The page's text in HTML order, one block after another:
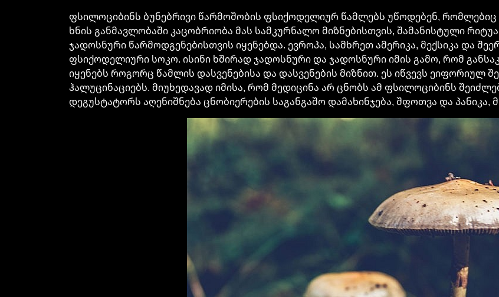
ფსილოციბინს ბუნებრივი წარმოშობის ფსიქოდელიურ წამლებს უწოდებენ, რომლებიც
ხნის განმავლობაში კაცობრიობა მას სამკურნალო მიზნებისთვის, შამანისტული
ჯადოსნური წარმოდგენებისთვის იყენებდა. ევროპა, სამხრეთ ამერიკა, მექსიკა და
ფსიქოდელიური სოკო. ისინი ხშირად ჯადოსნური და ჯადოსნური იმის გამო, რომ
იყენებს როგორც წამლის დასვენებისა და დასვენების მიზნით. ეს იწვევს ეიფორიულ
ჰალუცინაციებს. მიუხედავად იმისა, რომ მედიცინა არ ცნობს ამ ფსილოციბინს
დეგუსტატორს აღენიშნება ცნობიერების საგანგაშო დამახინჯება, შფოთვა და პანიკა,